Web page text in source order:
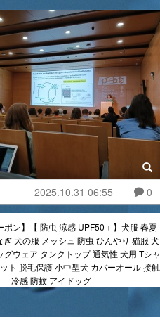
2025.10.31 06:55 0
ポン】【 防虫 涼感 UPF50＋】犬服 春夏
ぎ 犬の服 メッシュ 防虫 ひんやり 猫服 犬
グウェア タンクトップ 通気性 犬用 Tシャ
ト 脱毛保護 小中型犬 カバーオール 接触
冷感 防蚊 アイドッグ